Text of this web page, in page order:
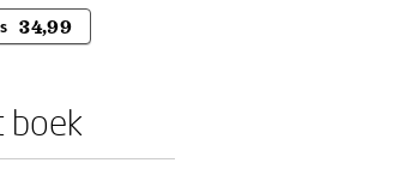
34,99
boek